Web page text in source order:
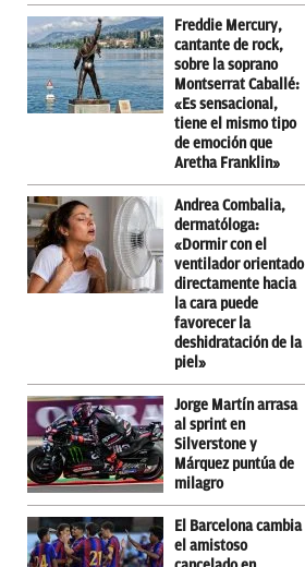
Freddie Mercury,
cantante de rock,
sobre la soprano
Montserrat Caballé:
«Es sensacional,
tiene el mismo tipo
de emoción que
Aretha Franklin»
Andrea Combalia,
dermatóloga:
«Dormir con el
ventilador orientado
directamente hacia
la cara puede
favorecer la
deshidratación de la
piel»
Jorge Martín arrasa
al sprint en
Silverstone y
Márquez puntúa de
milagro
El Barcelona cambia
el amistoso